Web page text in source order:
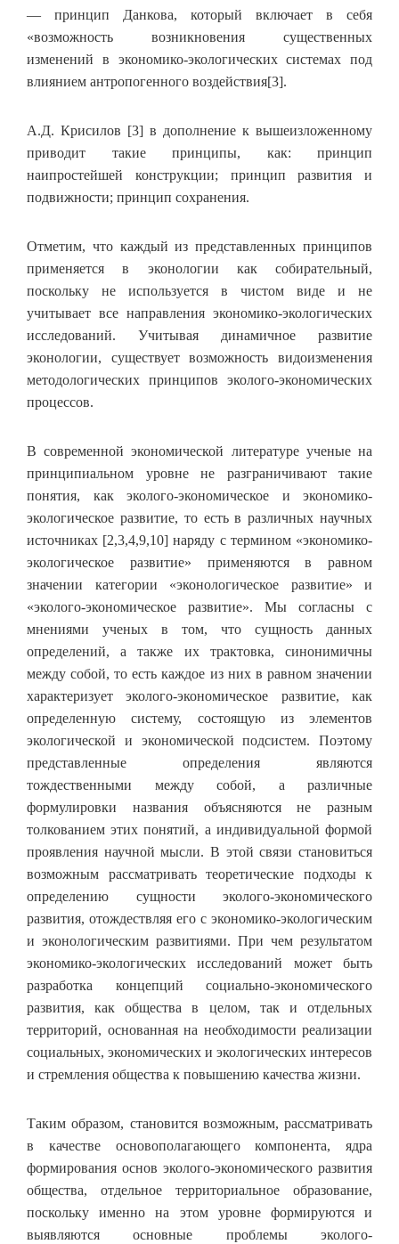
— принцип Данкова, который включает в себя
«возможность возникновения существенных
изменений в экономико-экологических системах под
влиянием антропогенного воздействия[3].
А.Д. Крисилов [3] в дополнение к вышеизложенному
приводит такие принципы, как: принцип
наипростейшей конструкции; принцип развития и
подвижности; принцип сохранения.
Отметим, что каждый из представленных принципов
применяется в эконологии как собирательный,
поскольку не используется в чистом виде и не
учитывает все направления экономико-экологических
исследований. Учитывая динамичное развитие
эконологии, существует возможность видоизменения
методологических принципов эколого-экономических
процессов.
В современной экономической литературе ученые на
принципиальном уровне не разграничивают такие
понятия, как эколого-экономическое и экономико-
экологическое развитие, то есть в различных научных
источниках [2,3,4,9,10] наряду с термином «экономико-
экологическое развитие» применяются в равном
значении категории «эконологическое развитие» и
«эколого-экономическое развитие». Мы согласны с
мнениями ученых в том, что сущность данных
определений, а также их трактовка, синонимичны
между собой, то есть каждое из них в равном значении
характеризует эколого-экономическое развитие, как
определенную систему, состоящую из элементов
экологической и экономической подсистем. Поэтому
представленные определения являются
тождественными между собой, а различные
формулировки названия объясняются не разным
толкованием этих понятий, а индивидуальной формой
проявления научной мысли. В этой связи становиться
возможным рассматривать теоретические подходы к
определению сущности эколого-экономического
развития, отождествляя его с экономико-экологическим
и эконологическим развитиями. При чем результатом
экономико-экологических исследований может быть
разработка концепций социально-экономического
развития, как общества в целом, так и отдельных
территорий, основанная на необходимости реализации
социальных, экономических и экологических интересов
и стремления общества к повышению качества жизни.
Таким образом, становится возможным, рассматривать
в качестве основополагающего компонента, ядра
формирования основ эколого-экономического развития
общества, отдельное территориальное образование,
поскольку именно на этом уровне формируются и
выявляются основные проблемы эколого-